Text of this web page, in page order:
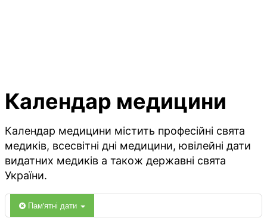
Календар медицини
Календар медицини містить професійні свята
медиків, всесвітні дні медицини, ювілейні дати
видатних медиків а також державні свята
України.
Пам'ятні дати